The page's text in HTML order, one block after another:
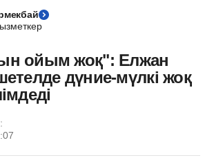
ойым жоқ": Елжан
дүние-мүлкі жоқ